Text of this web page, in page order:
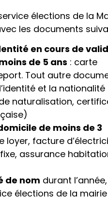
élections de la
les documents
en cours de
de 5 ans : carte
Tout autre
et la nationalité
naturalisation,
de moins de 3
loyer, facture
assurance
de nom durant l’année,
élections de la